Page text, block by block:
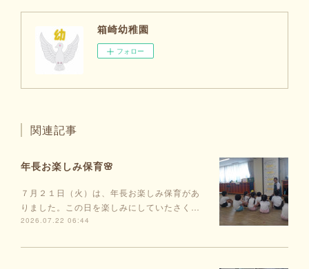
箱崎幼稚園
フォロー
関連記事
年長お楽しみ保育🌸
７月２１日（火）は、年長お楽しみ保育があ
りました。この日を楽しみにしていたさく…
2026.07.22 06:44